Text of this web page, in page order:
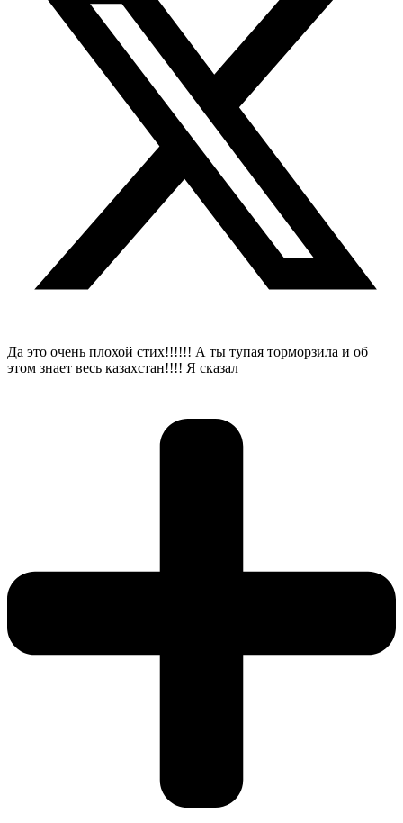
Да это очень плохой стих!!!!!! А ты тупая торморзила и об
этом знает весь казахстан!!!! Я сказал